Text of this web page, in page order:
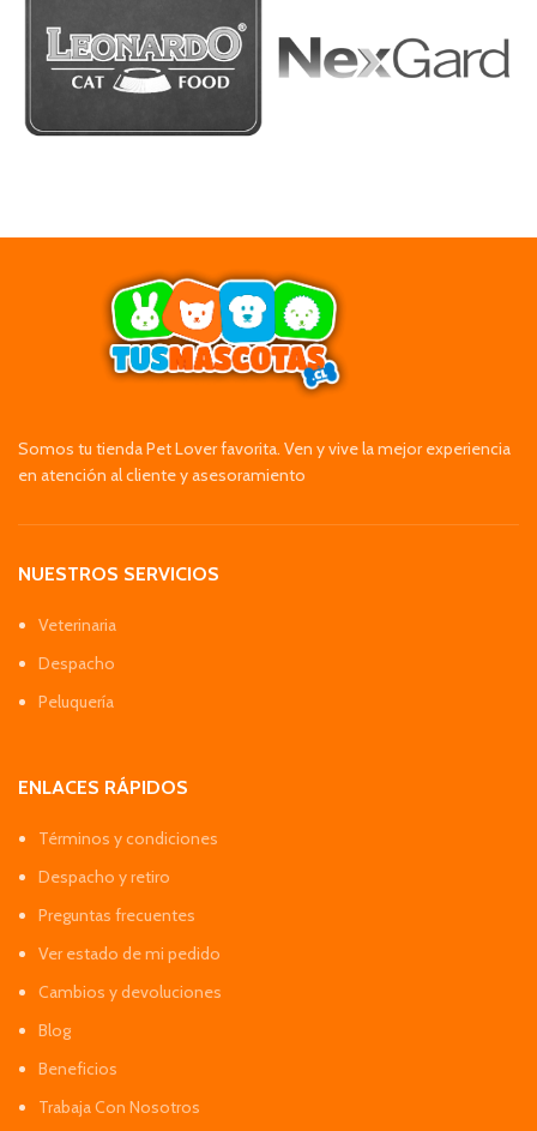
Somos tu tienda Pet Lover favorita. Ven y vive la mejor experiencia
en atención al cliente y asesoramiento
NUESTROS SERVICIOS
Veterinaria
Despacho
Peluquería
ENLACES RÁPIDOS
Términos y condiciones
Despacho y retiro
Preguntas frecuentes
Ver estado de mi pedido
Cambios y devoluciones
Blog
Beneficios
Trabaja Con Nosotros